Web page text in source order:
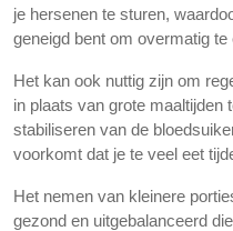
je hersenen te sturen,
geneigd bent om overmatig te
Het kan ook nuttig zijn om
in plaats van grote maaltijden
stabiliseren van de
voorkomt dat je te veel eet
Het nemen van kleinere
gezond en uitgebalanceerd